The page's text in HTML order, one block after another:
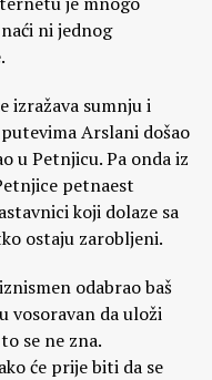
ni jednog
izražava sumnju i
Arslani došao
u Petnjicu. Pa onda iz
petnaest
koji dolaze sa
ostaju zarobljeni.
odabrao baš
vosoravan da uloži
se ne zna.
će prije biti da se